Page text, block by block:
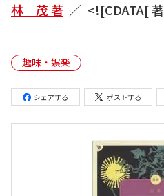
林 茂 著 <![CDATA[ 著
趣味・娯楽
シェアする ポストする